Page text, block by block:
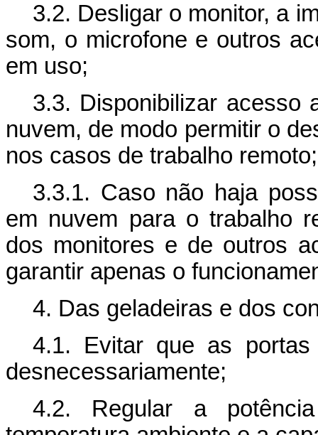
3.2. Desligar o monitor, a
som, o microfone e outros
em uso;
3.3. Disponibilizar acesso
nuvem, de modo permitir o
nos casos de trabalho
3.3.1. Caso não haja
em nuvem para o trabalho
dos monitores e de outros
garantir apenas o
4. Das geladeiras e dos
4.1. Evitar que as portas
desnecessariamente;
4.2. Regular a